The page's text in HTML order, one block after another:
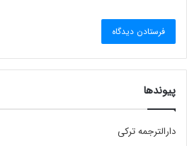
پیوندها
دارالترجمه ترکی